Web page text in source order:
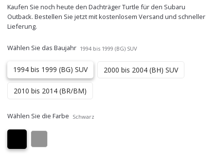
Kaufen Sie noch heute den Dachträger Turtle für den Subaru
Outback. Bestellen Sie jetzt mit kostenlosem Versand und schneller
Lieferung.
Wählen Sie das Baujahr 1994 bis 1999 (BG) SUV
1994 bis 1999 (BG) SUV 2000 bis 2004 (BH) SUV
2010 bis 2014 (BR/BM)
Wählen Sie die Farbe Schwarz